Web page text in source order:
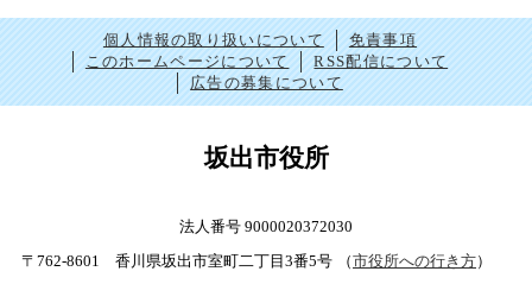
個人情報の取り扱いについて
免責事項
このホームページについて
RSS配信について
広告の募集について
坂出市役所
法人番号 9000020372030
〒762-8601 香川県坂出市室町二丁目3番5号
（市役所への行き方）